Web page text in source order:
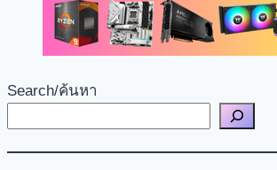
Search/ค้นหา